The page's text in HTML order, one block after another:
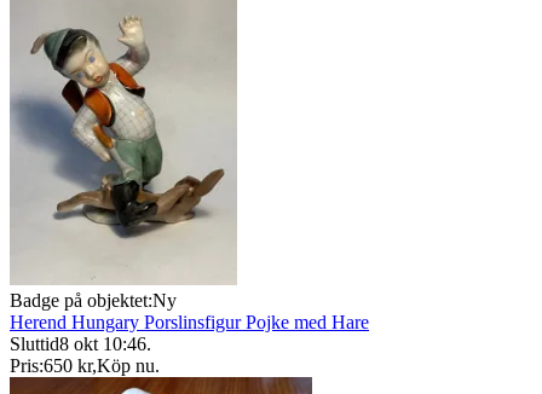
Badge på objektet:Ny
Herend Hungary Porslinsfigur Pojke med Hare
Sluttid8 okt 10:46.
Pris:650 kr,Köp nu.